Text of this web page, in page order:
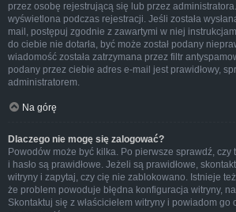
przez osobę rejestrującą się lub przez
wyświetlona podczas rejestracji. Jeśli została
mail, postępuj zgodnie z zawartymi w niej
do ciebie nie dotarła, być może został podany
wiadomość została zatrzymana przez filtr
podany przez ciebie adres e-mail jest prawidłowy,
administratorem.
Na górę
Dlaczego nie mogę się zalogować?
Powodów może być kilka. Po pierwsze sprawdź,
i hasło są prawidłowe. Jeżeli są prawidłowe,
witryny i zapytaj, czy cię nie zablokowano. Istnieje
że problem powoduje błędna konfiguracja witryny,
Skontaktuj się z właścicielem witryny i powiadom go